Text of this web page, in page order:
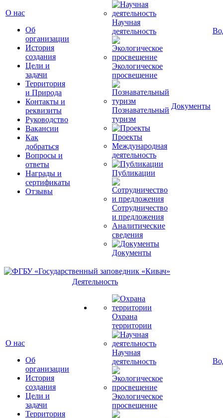
О нас
Об
организации
История
создания
Цели и
задачи
Территория
и Природа
Контакты и
реквизиты
Руководство
Вакансии
Как
добраться
Вопросы и
ответы
Награды и
сертификаты
Отзывы
Научная
деятельность
Экологическое
просвещение
Познавательный
туризм
Проекты
Международная
деятельность
Публикации
Сотрудничество
и предложения
Аналитические
сведения
Документы
Документы
О нас
Об
организации
История
создания
Цели и
задачи
Территория
Деятельность
Охрана
территории
Научная
деятельность
Экологическое
просвещение